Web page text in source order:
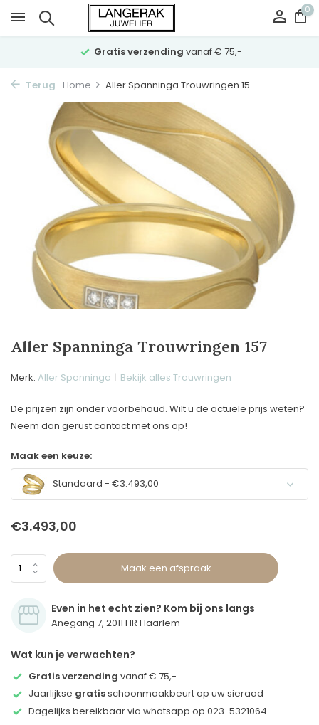
0
Gratis verzending vanaf € 75,-
Terug Home Aller Spanninga Trouwringen 15...
Aller Spanninga Trouwringen 157
Merk: Aller Spanninga Bekijk alles Trouwringen
De prijzen zijn onder voorbehoud. Wilt u de actuele prijs weten?
Neem dan gerust contact met ons op!
Maak een keuze:
Standaard - €3.493,00
€3.493,00
Maak een afspraak
Even in het echt zien? Kom bij ons langs
Anegang 7, 2011 HR Haarlem
Wat kun je verwachten?
Gratis verzending vanaf € 75,-
Jaarlijkse gratisschoonmaakbeurt op uw sieraad
Dagelijks bereikbaar via whatsapp op 023-5321064